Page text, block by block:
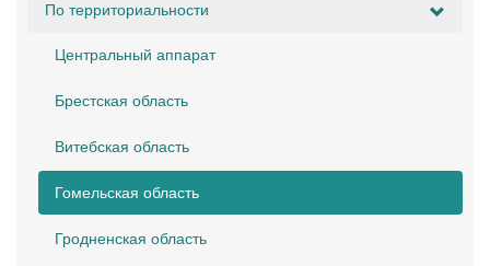
По территориальности
Центральный аппарат
Брестская область
Витебская область
Гомельская область
Гродненская область